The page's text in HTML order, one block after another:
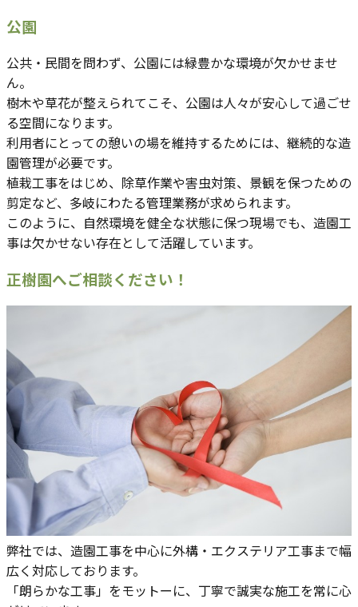
公園
公共・民間を問わず、公園には緑豊かな環境が欠かせませ
ん。
樹木や草花が整えられてこそ、公園は人々が安心して過ごせ
る空間になります。
利用者にとっての憩いの場を維持するためには、継続的な造
園管理が必要です。
植栽工事をはじめ、除草作業や害虫対策、景観を保つための
剪定など、多岐にわたる管理業務が求められます。
このように、自然環境を健全な状態に保つ現場でも、造園工
事は欠かせない存在として活躍しています。
正樹園へご相談ください！
弊社では、造園工事を中心に外構・エクステリア工事まで幅
広く対応しております。
「朗らかな工事」をモットーに、丁寧で誠実な施工を常に心